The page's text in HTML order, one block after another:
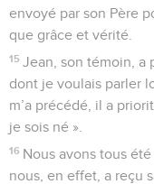
envoyé par son Père
que grâce et vérité.
15 Jean, son témoin,
dont je voulais parler
m’a précédé, il a
je sois né ».
16 Nous avons tous
nous, en effet, a reçu